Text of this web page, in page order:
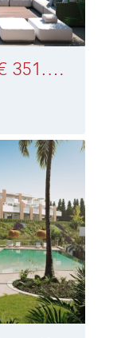
Appartement Manilva € 351.000,-